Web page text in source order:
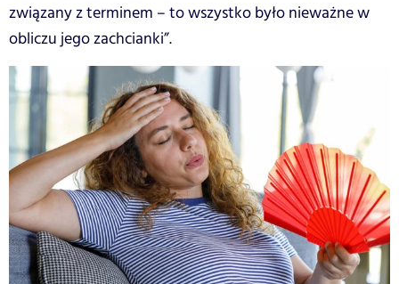
związany z terminem – to wszystko było nieważne w
obliczu jego zachcianki”.